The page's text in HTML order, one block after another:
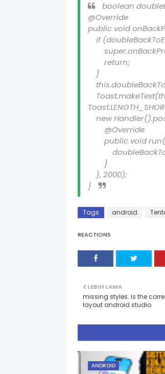
boolean
@Override
public void
if
return;
}
new
@Override
public void
}
}, 2000);
}
Tags android
REACTIONS
LEBIH LAMA
missing styles. is the
layout android studio
ANDROID